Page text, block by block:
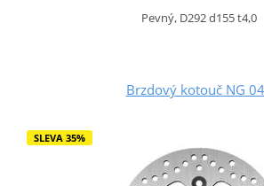
Pevný, D292 d155 t4,0
Brzdový kotouč NG
SLEVA 35%